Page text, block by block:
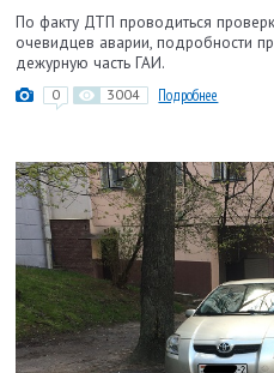
По факту ДТП проводиться
очевидцев аварии, подробности
дежурную часть ГАИ.
0 3004 Подробнее